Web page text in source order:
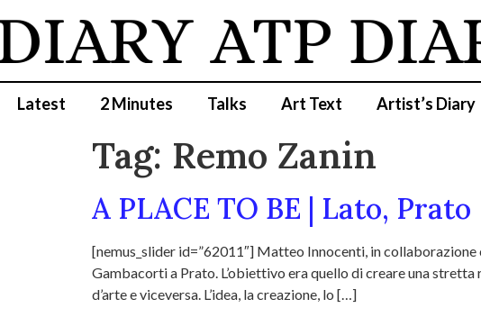
ATP
Latest 2 Minutes Talks Art Text Artist’s Diary
Tag: Remo Zanin
A PLACE TO BE | Lato, Prato
[nemus_slider id=”62011″] Matteo Innocenti, in
Gambacorti a Prato. L’obiettivo era quello di creare una
d’arte e viceversa. L’idea, la creazione, lo […]